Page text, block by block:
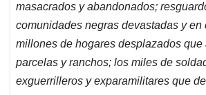
masacrados y abandonados;
comunidades negras devastadas y en
millones de hogares desplazados que
parcelas y ranchos; los miles de
exguerrilleros y exparamilitares que